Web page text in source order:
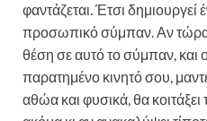
φαντάζεται. Έτσι
προσωπικό σύμπαν. Αν τώρα
θέση σε αυτό το σύμπαν, και
παρατημένο κινητό σου,
αθώα και φυσικά, θα κοιτάξει